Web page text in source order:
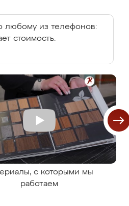
любому из телефонов:
стоимость.
с которыми мы
работаем